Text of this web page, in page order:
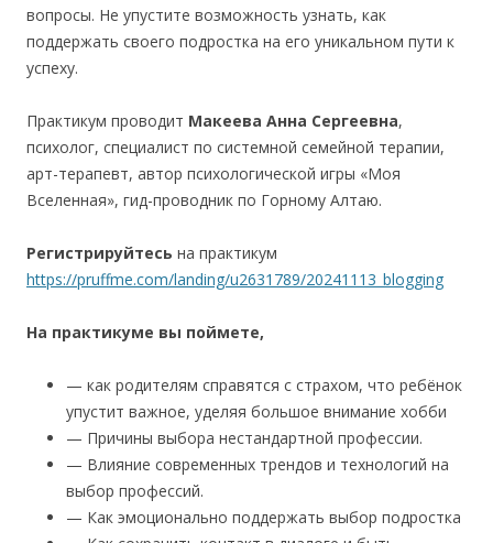
вопросы. Не упустите возможность узнать, как
поддержать своего подростка на его уникальном пути к
успеху.
Практикум проводит Макеева Анна Сергеевна,
психолог, специалист по системной семейной терапии,
арт-терапевт, автор психологической игры «Моя
Вселенная», гид-проводник по Горному Алтаю.
Регистрируйтесь на практикум
https://pruffme.com/landing/u2631789/20241113_blogging
На практикуме вы поймете,
— как родителям справятся с страхом, что ребёнок
упустит важное, уделяя большое внимание хобби
— Причины выбора нестандартной профессии.
— Влияние современных трендов и технологий на
выбор профессий.
— Как эмоционально поддержать выбор подростка